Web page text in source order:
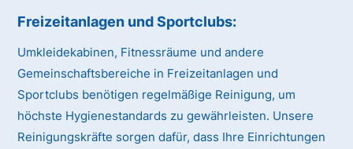
Freizeitanlagen und Sportclubs:
Umkleidekabinen, Fitnessräume und andere
Gemeinschaftsbereiche in Freizeitanlagen und
Sportclubs benötigen regelmäßige Reinigung, um
höchste Hygienestandards zu gewährleisten. Unsere
Reinigungskräfte sorgen dafür, dass Ihre Einrichtungen